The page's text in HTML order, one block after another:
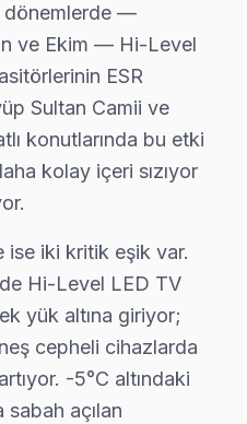
parça mı
geliyor musunuz?" — Evet.
Eyüp koşullarındaki
kritik noktayı oluşturuyor.
ise piksel matris
yolculuğunu dört kritik
Eyüp Sultan
sonrası: Garanti belgesi
için gerçekçi maliyet
83 vakadan elde edilen
üç sütuna dayanıyor:
dönemlerde —
ve Ekim — Hi-Level
ESR
Sultan Camii ve
konutlarında bu etki
kolay içeri sızıyor
ise iki kritik eşik var.
Hi-Level LED TV
yük altına giriyor;
cepheli cihazlarda
-5°C altındaki
sabah açılan